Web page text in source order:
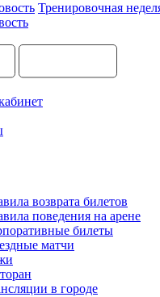
Тренировочная
возврата билетов
поведения на арене
билеты
матчи
в городе